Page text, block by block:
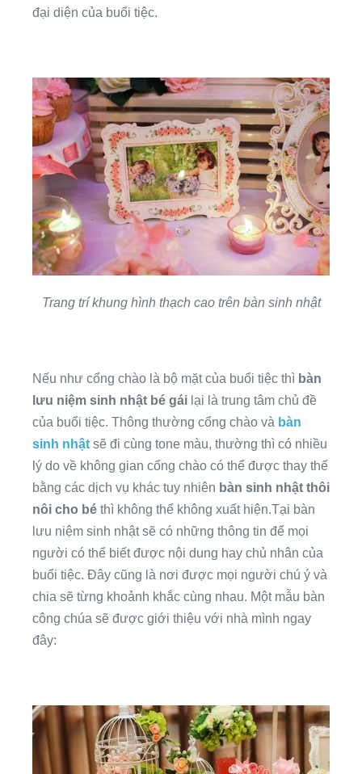
đại diện của buổi tiệc.
Trang trí khung hình thạch cao trên bàn sinh nhật
Nếu như cổng chào là bộ mặt của buổi tiệc thì bàn
lưu niệm sinh nhật bé gái lại là trung tâm chủ đề
của buổi tiệc. Thông thường cổng chào và bàn
sinh nhật sẽ đi cùng tone màu, thường thì có nhiều
lý do về không gian cổng chào có thể được thay thế
bằng các dịch vụ khác tuy nhiên bàn sinh nhật thôi
nôi cho bé thì không thể không xuất hiện.Tại bàn
lưu niệm sinh nhật sẽ có những thông tin để mọi
người có thể biết được nội dung hay chủ nhân của
buổi tiệc. Đây cũng là nơi được mọi người chú ý và
chia sẽ từng khoảnh khắc cùng nhau. Một mẫu bàn
công chúa sẽ được giới thiệu với nhà mình ngay
đây: